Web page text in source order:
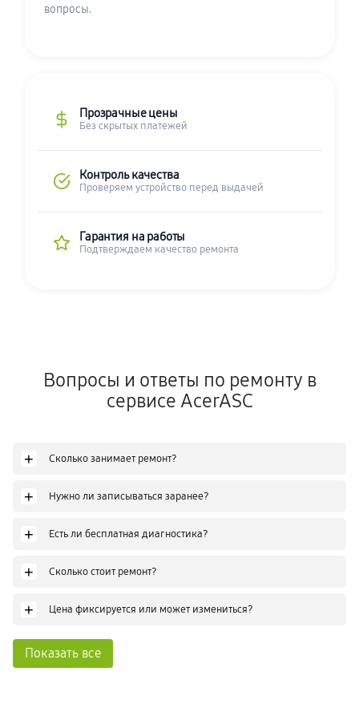
вопросы.
Прозрачные цены
Без скрытых платежей
Контроль качества
Проверяем устройство перед выдачей
Гарантия на работы
Подтверждаем качество ремонта
Вопросы и ответы по ремонту в
сервисе AcerASC
+ Сколько занимает ремонт?
+ Нужно ли записываться заранее?
+ Есть ли бесплатная диагностика?
+ Сколько стоит ремонт?
+ Цена фиксируется или может измениться?
Показать все